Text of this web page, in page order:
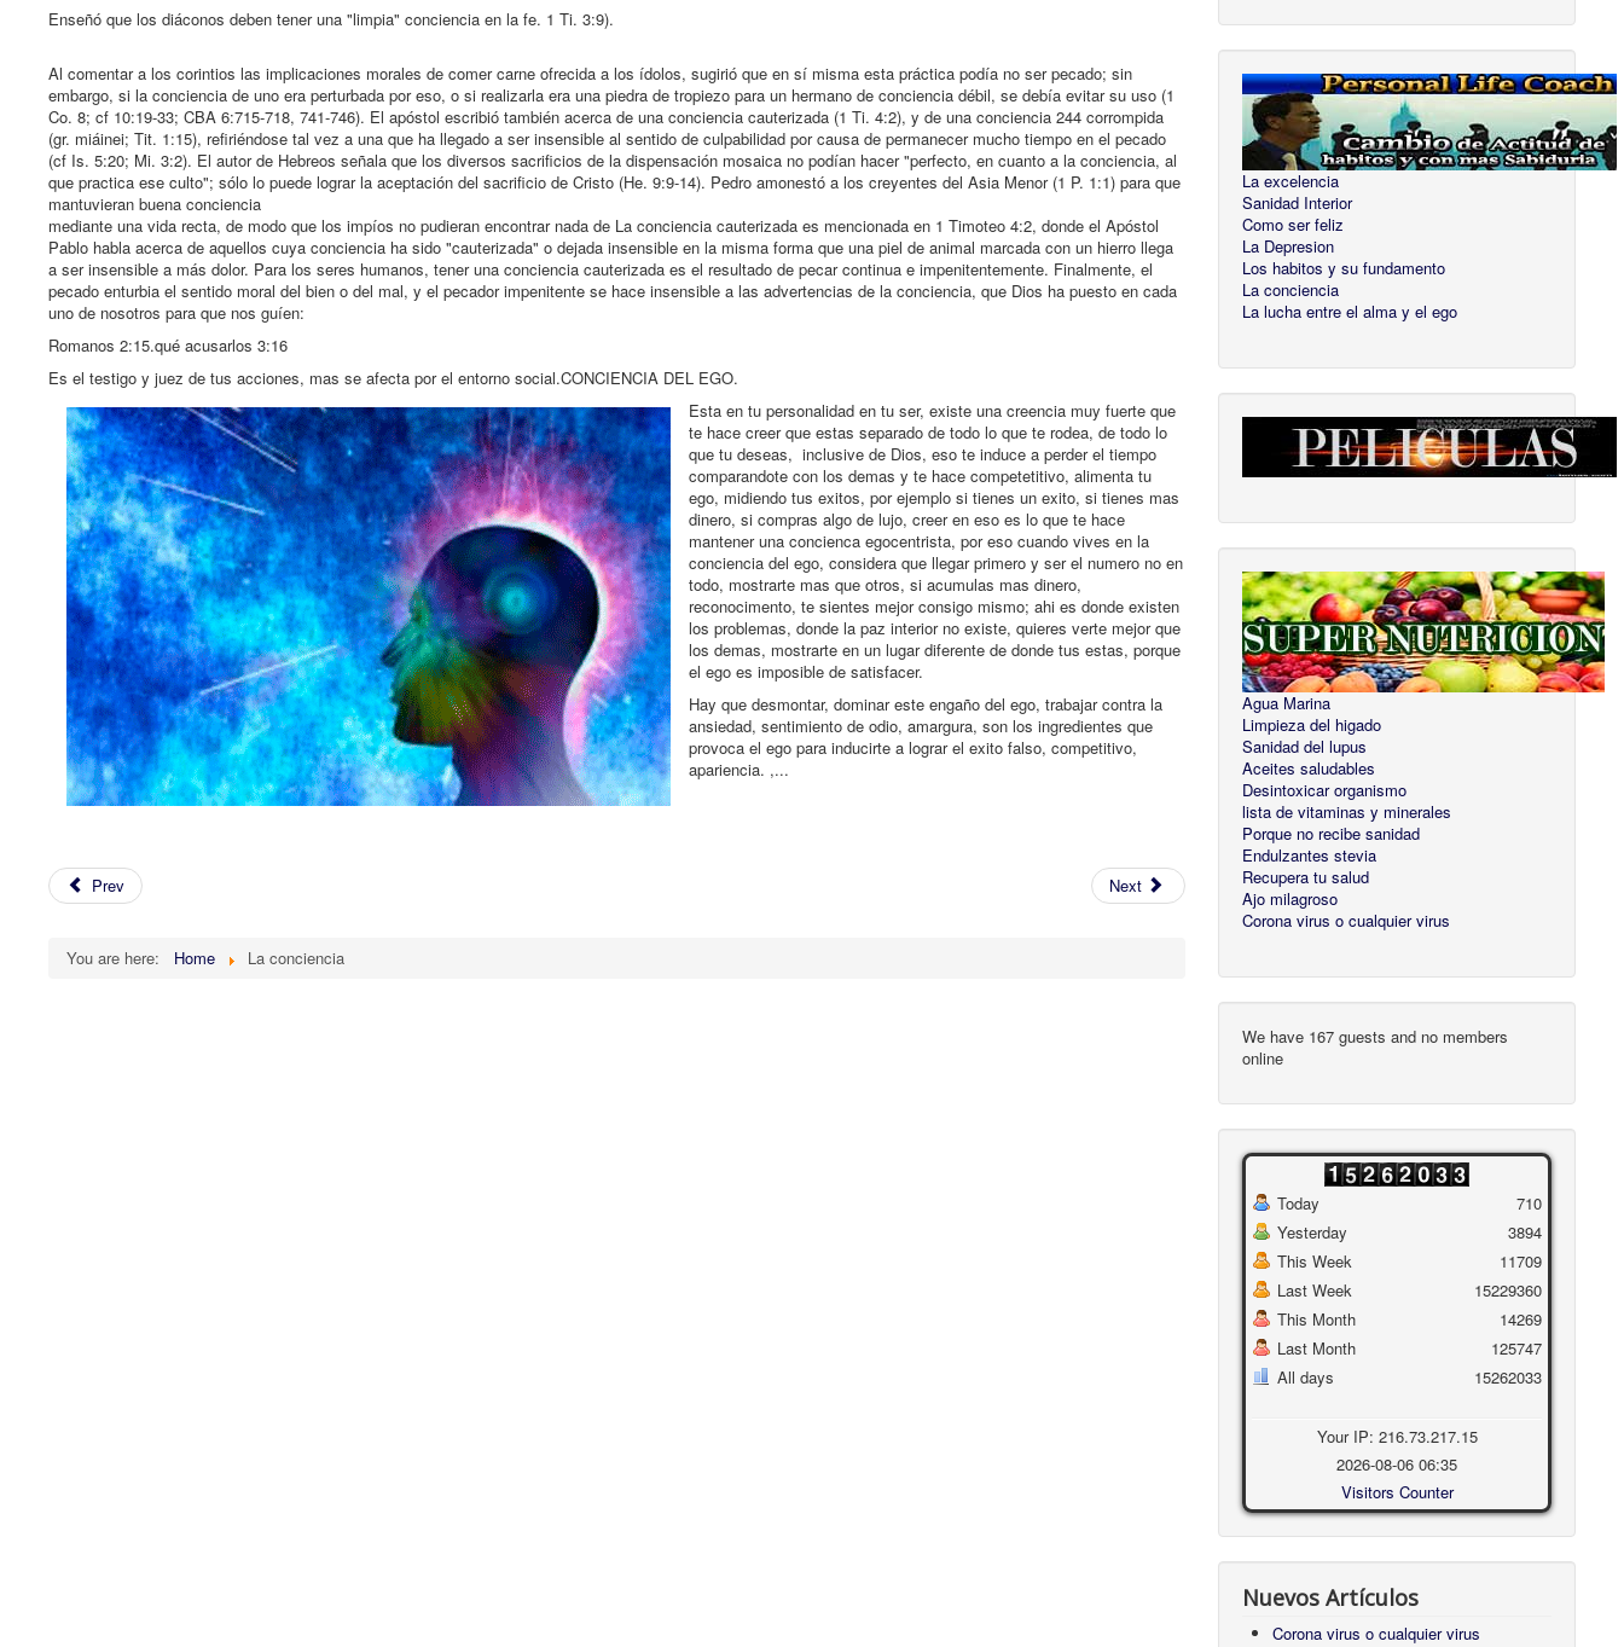
Enseñó que los diáconos deben tener una "limpia" conciencia en la fe. 1 Ti. 3:9).
Al comentar a los corintios las implicaciones morales de comer carne ofrecida a los ídolos, sugirió que en sí misma esta práctica podía no ser pecado; sin
embargo, si la conciencia de uno era perturbada por eso, o si realizarla era una piedra de tropiezo para un hermano de conciencia débil, se debía evitar su uso (1
Co. 8; cf 10:19-33; CBA 6:715-718, 741-746). El apóstol escribió también acerca de una conciencia cauterizada (1 Ti. 4:2), y de una conciencia 244 corrompida
(gr. miáinei; Tit. 1:15), refiriéndose tal vez a una que ha llegado a ser insensible al sentido de culpabilidad por causa de permanecer mucho tiempo en el pecado
(cf Is. 5:20; Mi. 3:2). El autor de Hebreos señala que los diversos sacrificios de la dispensación mosaica no podían hacer "perfecto, en cuanto a la conciencia, al
que practica ese culto"; sólo lo puede lograr la aceptación del sacrificio de Cristo (He. 9:9-14). Pedro amonestó a los creyentes del Asia Menor (1 P. 1:1) para que
mantuvieran buena conciencia
mediante una vida recta, de modo que los impíos no pudieran encontrar nada de La conciencia cauterizada es mencionada en 1 Timoteo 4:2, donde el Apóstol
Pablo habla acerca de aquellos cuya conciencia ha sido "cauterizada" o dejada insensible en la misma forma que una piel de animal marcada con un hierro llega
a ser insensible a más dolor. Para los seres humanos, tener una conciencia cauterizada es el resultado de pecar continua e impenitentemente. Finalmente, el
pecado enturbia el sentido moral del bien o del mal, y el pecador impenitente se hace insensible a las advertencias de la conciencia, que Dios ha puesto en cada
uno de nosotros para que nos guíen:
Romanos 2:15.qué acusarlos 3:16
Es el testigo y juez de tus acciones, mas se afecta por el entorno social.CONCIENCIA DEL EGO.
Esta en tu personalidad en tu ser, existe una creencia muy fuerte que
te hace creer que estas separado de todo lo que te rodea, de todo lo
que tu deseas, inclusive de Dios, eso te induce a perder el tiempo
comparandote con los demas y te hace competetitivo, alimenta tu
ego, midiendo tus exitos, por ejemplo si tienes un exito, si tienes mas
dinero, si compras algo de lujo, creer en eso es lo que te hace
mantener una concienca egocentrista, por eso cuando vives en la
conciencia del ego, considera que llegar primero y ser el numero no en
todo, mostrarte mas que otros, si acumulas mas dinero,
reconocimento, te sientes mejor consigo mismo; ahi es donde existen
los problemas, donde la paz interior no existe, quieres verte mejor que
los demas, mostrarte en un lugar diferente de donde tus estas, porque
el ego es imposible de satisfacer.
Hay que desmontar, dominar este engaño del ego, trabajar contra la
ansiedad, sentimiento de odio, amargura, son los ingredientes que
provoca el ego para inducirte a lograr el exito falso, competitivo,
apariencia. ,...
Prev Next
You are here: Home La conciencia
La excelencia
Sanidad Interior
Como ser feliz
La Depresion
Los habitos y su fundamento
La conciencia
La lucha entre el alma y el ego
Agua Marina
Limpieza del higado
Sanidad del lupus
Aceites saludables
Desintoxicar organismo
lista de vitaminas y minerales
Porque no recibe sanidad
Endulzantes stevia
Recupera tu salud
Ajo milagroso
Corona virus o cualquier virus
We have 167 guests and no members
online
Today
Yesterday
This Week
Last Week
This Month
Last Month
All days
710
3894
11709
15229360
14269
125747
15262033
Your IP: 216.73.217.15
2026-08-06 06:35
Visitors Counter
Nuevos Artículos
Corona virus o cualquier virus